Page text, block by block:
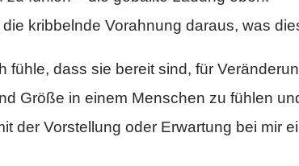
kribbelnde Vorahnung daraus, was
dass sie bereit sind, für
Größe in einem Menschen zu fühlen
der Vorstellung oder Erwartung bei mir